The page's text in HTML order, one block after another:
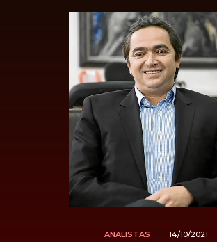
ANALISTAS 14/10/2021